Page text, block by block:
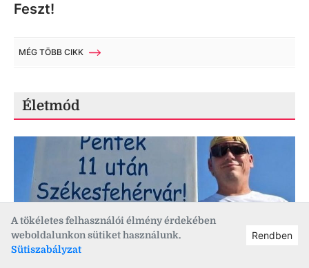
A tökéletes felhasználói élmény érdekében
weboldalunkon sütiket használunk.
Sütiszabályzat
Rendben
Feszt!
MÉG TÖBB CIKK
Életmód